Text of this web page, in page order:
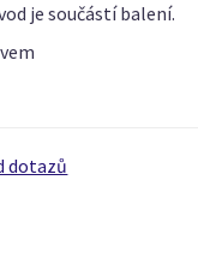
je součástí balení.
dotazů